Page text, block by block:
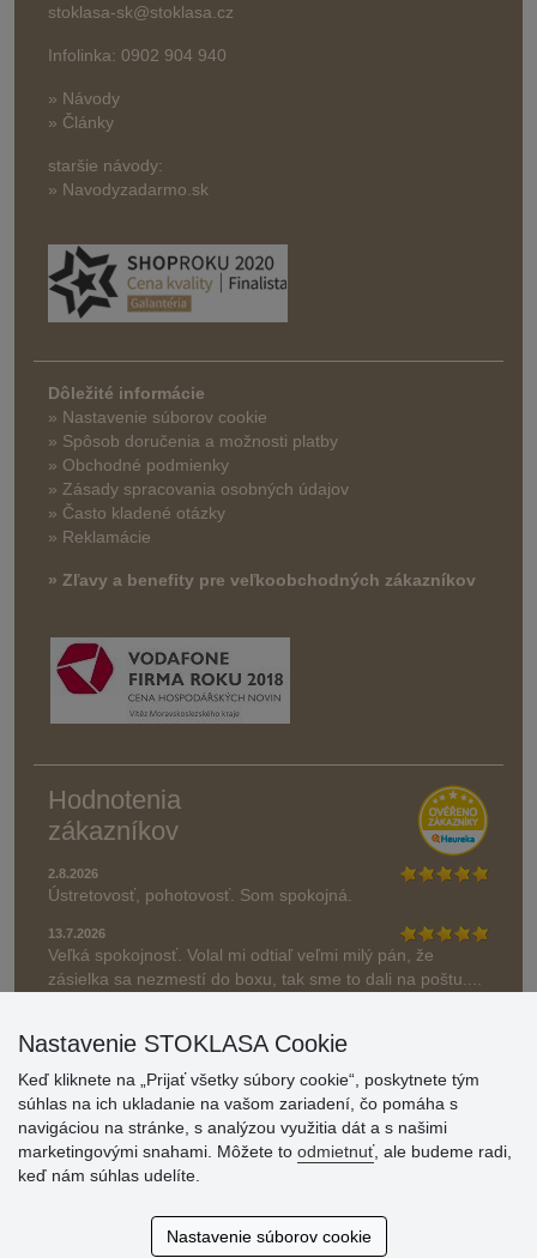
stoklasa-sk@stoklasa.cz
Infolinka: 0902 904 940
» Návody
» Články
staršie návody:
» Navodyzadarmo.sk
Dôležité informácie
» Nastavenie súborov cookie
» Spôsob doručenia a možnosti platby
» Obchodné podmienky
» Zásady spracovania osobných údajov
» Často kladené otázky
» Reklamácie
» Zľavy a benefity pre veľkoobchodných zákazníkov
Hodnotenia
zákazníkov
2.8.2026
Ústretovosť, pohotovosť. Som spokojná.
13.7.2026
Veľká spokojnosť. Volal mi odtiaľ veľmi milý pán, že
zásielka sa nezmestí do boxu, tak sme to dali na poštu....
» Aktuálne 6948 recenzií
Nastavenie STOKLASA Cookie
Keď kliknete na „Prijať všetky súbory cookie“, poskytnete tým
súhlas na ich ukladanie na vašom zariadení, čo pomáha s
navigáciou na stránke, s analýzou využitia dát a s našimi
marketingovými snahami. Môžete to odmietnuť, ale budeme radi,
keď nám súhlas udelíte.
Nastavenie súborov cookie